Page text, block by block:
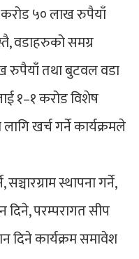
करोड ५० लाख रुपैयाँ
वडाहरुको समग्र
रुपैयाँ तथा बुटवल वडा
१–१ करोड विशेष
खर्च गर्ने कार्यक्रमले
स्थापना गर्ने,
दिने, परम्परागत सीप
दिने कार्यक्रम समावेश